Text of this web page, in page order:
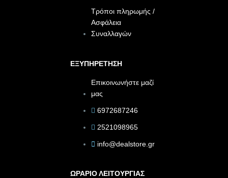
Τρόποι πληρωμής /
Ασφάλεια
Συναλλαγών
ΕΞΥΠΗΡΕΤΗΣΗ
Επικοινωνήστε μαζί
μας
6972687246
2521098965
info@dealstore.gr
ΩΡΑΡΙΟ ΛΕΙΤΟΥΡΓΙΑΣ​